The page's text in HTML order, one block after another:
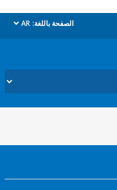
الصفحة باللغة: AR
dropdown